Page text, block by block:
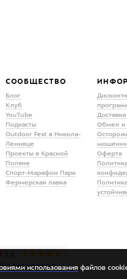
СООБЩЕСТВО
Блог
Клуб
YouTube
Подкасты
Outdoor Fest в Никола-
Ленивце
Проекты в Красной
Поляне
Спорт-Марафон Парк
Фермерская лавка
Обмен и
Оферта
использования файлов